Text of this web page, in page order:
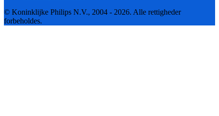
© Koninklijke Philips N.V., 2004 - 2026. Alle rettigheder
forbeholdes.